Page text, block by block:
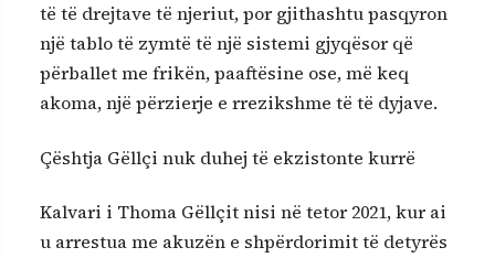
të të drejtave të njeriut, por gjithashtu pasqyron
një tablo të zymtë të një sistemi gjyqësor që
përballet me frikën, paaftësine ose, më keq
akoma, një përzierje e rrezikshme të të dyjave.
Çështja Gëllçi nuk duhej të ekzistonte kurrë
Kalvari i Thoma Gëllçit nisi në tetor 2021, kur ai
u arrestua me akuzën e shpërdorimit të detyrës